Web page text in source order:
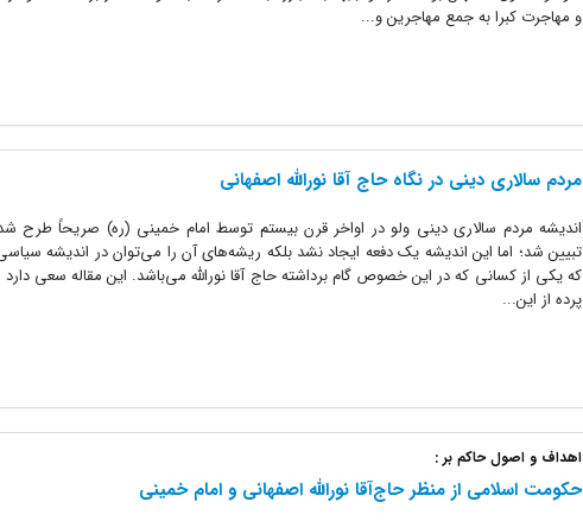
و مهاجرت کبرا به جمع مهاجرین و...
مردم سالارى دینى در نگاه حاج آقا نورالله اصفهانى
اندیشه مردم سالارى دینى ولو در اواخر قرن بیستم توسط امام خمینى (ره) صریحاً طرح
تبیین شد؛ اما این اندیشه یک دفعه ایجاد نشد بلکه ریشه‌هاى آن را مى‌توان در اندیشه
که یکى از کسانى که در این خصوص گام برداشته حاج آقا نورالله مى‌باشد. این مقاله سعى دارد
پرده از این...
اهداف و اصول حاکم بر :
حکومت اسلامی از منظر حاج‌آقا نوراللّه اصفهانی و امام خمینی